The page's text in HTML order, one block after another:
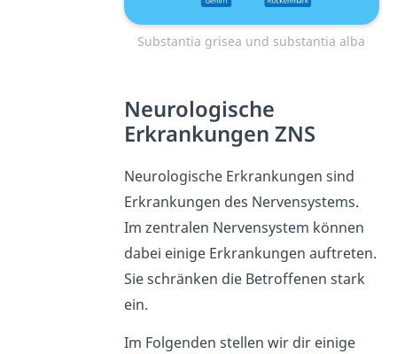
Substantia grisea und substantia alba
Neurologische
Erkrankungen ZNS
Neurologische Erkrankungen sind
Erkrankungen des Nervensystems.
Im zentralen Nervensystem können
dabei einige Erkrankungen auftreten.
Sie schränken die Betroffenen stark
ein.
Im Folgenden stellen wir dir einige